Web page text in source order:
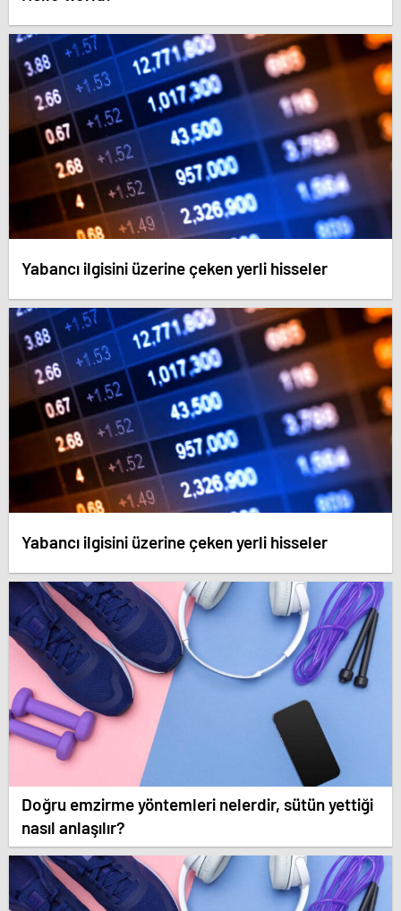
Yabancı ilgisini üzerine çeken yerli hisseler
Yabancı ilgisini üzerine çeken yerli hisseler
Doğru emzirme yöntemleri nelerdir, sütün yettiği
nasıl anlaşılır?